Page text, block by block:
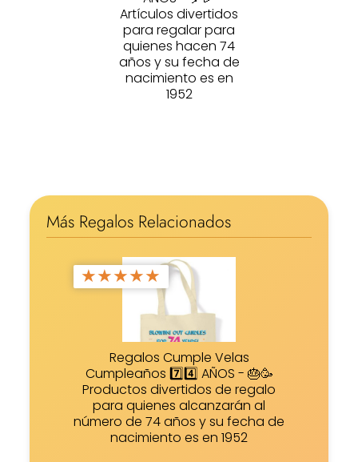
Artículos divertidos
para regalar para
quienes hacen 74
años y su fecha de
nacimiento es en
1952
Más Regalos Relacionados
★★★★★
Regalos Cumple Velas
Cumpleaños 7️⃣4️⃣ AÑOS - 🎂🥳
Productos divertidos de regalo
para quienes alcanzarán al
número de 74 años y su fecha de
nacimiento es en 1952